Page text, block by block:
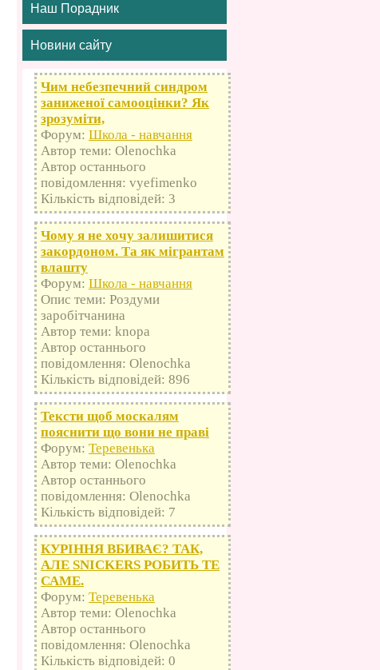
Наш Порадник
Новини сайту
Чим небезпечний синдром
заниженої самооцінки? Як
зрозуміти,
Форум: Школа - навчання
Автор теми: Olenochka
Автор останнього
повідомлення: vyefimenko
Кількість відповідей: 3
Чому я не хочу залишитися
закордоном. Та як мігрантам
влашту
Форум: Школа - навчання
Опис теми: Роздуми
заробітчанина
Автор теми: knopa
Автор останнього
повідомлення: Olenochka
Кількість відповідей: 896
Тексти щоб москалям
пояснити що вони не праві
Форум: Теревенька
Автор теми: Olenochka
Автор останнього
повідомлення: Olenochka
Кількість відповідей: 7
КУРІННЯ ВБИВАЄ? ТАК,
АЛЕ SNICKERS РОБИТЬ ТЕ
САМЕ.
Форум: Теревенька
Автор теми: Olenochka
Автор останнього
повідомлення: Olenochka
Кількість відповідей: 0